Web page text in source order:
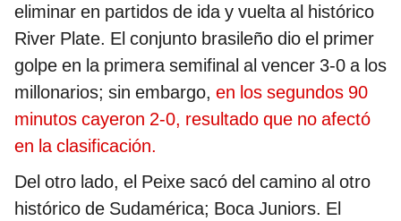
eliminar en partidos de ida y vuelta al histórico
River Plate. El conjunto brasileño dio el primer
golpe en la primera semifinal al vencer 3-0 a los
millonarios; sin embargo, en los segundos 90
minutos cayeron 2-0, resultado que no afectó
en la clasificación.
Del otro lado, el Peixe sacó del camino al otro
histórico de Sudamérica; Boca Juniors. El